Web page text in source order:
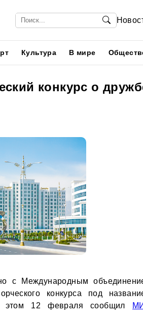
Культура В мире
конкурс о
с Международным
конкурса под
12 февраля сообщил